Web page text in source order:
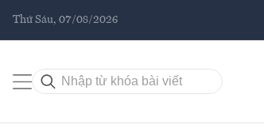
Thứ Sáu, 07/08/2026